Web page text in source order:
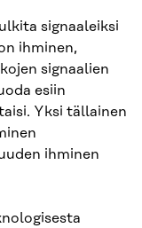
signaaleiksi
ihminen,
signaalien
esiin
Yksi tällainen
ihminen